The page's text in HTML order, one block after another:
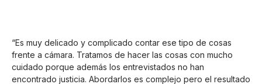
“Es muy delicado y complicado contar ese tipo de cosas
frente a cámara. Tratamos de hacer las cosas con mucho
cuidado porque además los entrevistados no han
encontrado justicia. Abordarlos es complejo pero el resultado